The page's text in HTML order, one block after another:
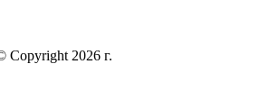
Copyright 2026 г.